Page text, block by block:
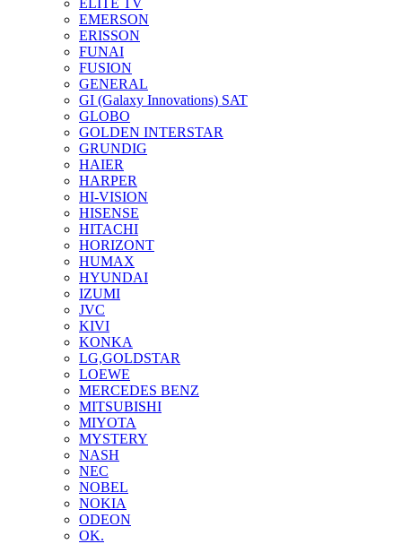
ELITE TV
EMERSON
ERISSON
FUNAI
FUSION
GENERAL
GI (Galaxy Innovations) SAT
GLOBO
GOLDEN INTERSTAR
GRUNDIG
HAIER
HARPER
HI-VISION
HISENSE
HITACHI
HORIZONT
HUMAX
HYUNDAI
IZUMI
JVC
KIVI
KONKA
LG,GOLDSTAR
LOEWE
MERCEDES BENZ
MITSUBISHI
MIYOTA
MYSTERY
NASH
NEC
NOBEL
NOKIA
ODEON
OK.